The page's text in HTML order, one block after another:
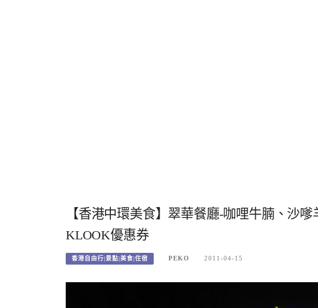
【香港中環美食】翠華餐廳-咖哩牛腩、沙
KLOOK優惠券
香港自由行|景點|美食|住宿 PEKO 2011-04-15